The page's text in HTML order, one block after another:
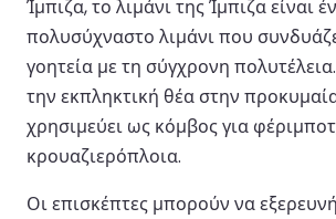
Ίμπιζα, το λιμάνι της Ίμπιζα είναι
πολυσύχναστο λιμάνι που
γοητεία με τη σύγχρονη
την εκπληκτική θέα στην
χρησιμεύει ως κόμβος για
κρουαζιερόπλοια.
Οι επισκέπτες μπορούν να